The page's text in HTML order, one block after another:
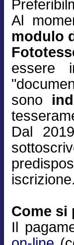
Al
modulo
essere
sono
Dal
iscrizione.
Come si
Il